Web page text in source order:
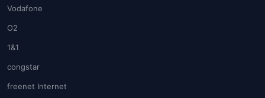
Vodafone
O2
1&1
congstar
freenet Internet